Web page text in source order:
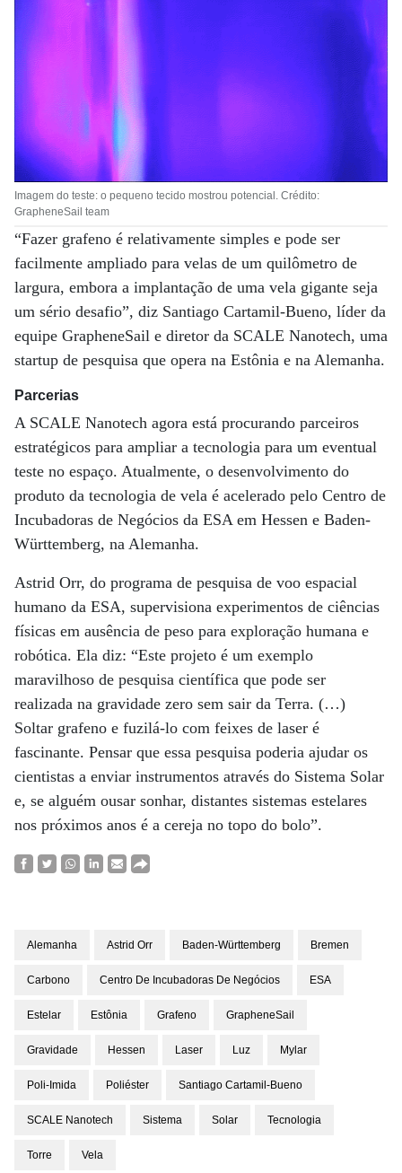
Imagem do teste: o pequeno tecido mostrou potencial. Crédito:
GrapheneSail team
“Fazer grafeno é relativamente simples e pode ser
facilmente ampliado para velas de um quilômetro de
largura, embora a implantação de uma vela gigante seja
um sério desafio”, diz Santiago Cartamil-Bueno, líder da
equipe GrapheneSail e diretor da SCALE Nanotech, uma
startup de pesquisa que opera na Estônia e na Alemanha.
Parcerias
A SCALE Nanotech agora está procurando parceiros
estratégicos para ampliar a tecnologia para um eventual
teste no espaço. Atualmente, o desenvolvimento do
produto da tecnologia de vela é acelerado pelo Centro de
Incubadoras de Negócios da ESA em Hessen e Baden-
Württemberg, na Alemanha.
Astrid Orr, do programa de pesquisa de voo espacial
humano da ESA, supervisiona experimentos de ciências
físicas em ausência de peso para exploração humana e
robótica. Ela diz: “Este projeto é um exemplo
maravilhoso de pesquisa científica que pode ser
realizada na gravidade zero sem sair da Terra. (…)
Soltar grafeno e fuzilá-lo com feixes de laser é
fascinante. Pensar que essa pesquisa poderia ajudar os
cientistas a enviar instrumentos através do Sistema Solar
e, se alguém ousar sonhar, distantes sistemas estelares
nos próximos anos é a cereja no topo do bolo”.
Alemanha Astrid Orr Baden-Württemberg Bremen
Carbono Centro De Incubadoras De Negócios ESA
Estelar Estônia Grafeno GrapheneSail
Gravidade Hessen Laser Luz Mylar
Poli-Imida Poliéster Santiago Cartamil-Bueno
SCALE Nanotech Sistema Solar Tecnologia
Torre Vela